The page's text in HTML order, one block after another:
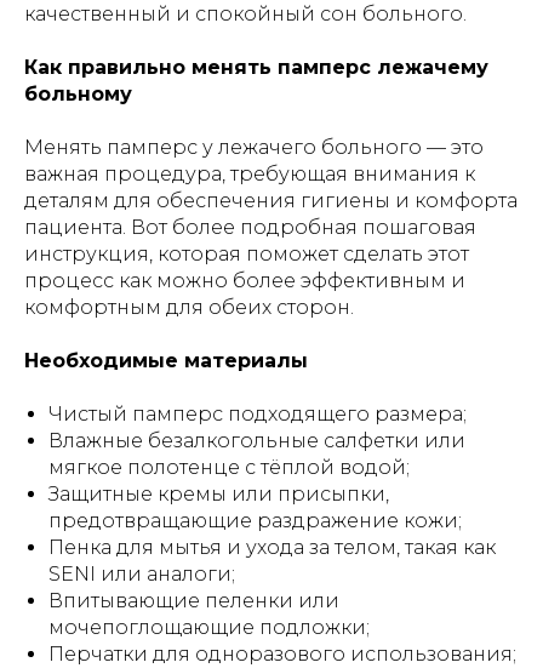
качественный и спокойный сон больного.
Как правильно менять памперс лежачему
больному
Менять памперс у лежачего больного — это
важная процедура, требующая внимания к
деталям для обеспечения гигиены и комфорта
пациента. Вот более подробная пошаговая
инструкция, которая поможет сделать этот
процесс как можно более эффективным и
комфортным для обеих сторон.
Необходимые материалы
Чистый памперс подходящего размера;
Влажные безалкогольные салфетки или
мягкое полотенце с тёплой водой;
Защитные кремы или присыпки,
предотвращающие раздражение кожи;
Пенка для мытья и ухода за телом, такая как
SENI или аналоги;
Впитывающие пеленки или
мочепоглощающие подложки;
Перчатки для одноразового использования;